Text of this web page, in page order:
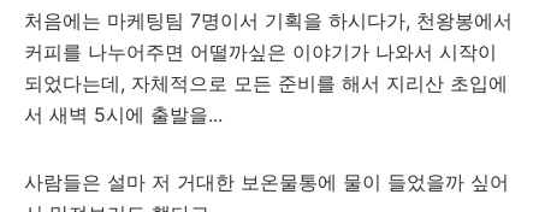
처음에는 마케팅팀 7명이서 기획을 하시다가, 천왕봉에서
커피를 나누어주면 어떨까싶은 이야기가 나와서 시작이
되었다는데, 자체적으로 모든 준비를 해서 지리산 초입에
서 새벽 5시에 출발을...
사람들은 설마 저 거대한 보온물통에 물이 들었을까 싶어